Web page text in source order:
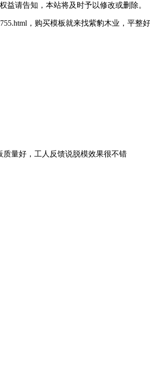
请告知，本站将及时予以修改或删除。
，购买模板就来找紫豹木业，平
量好，工人反馈说脱模效果很不错